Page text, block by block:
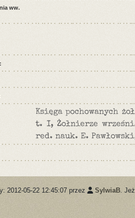
ww.
Księga pochowanych
t. I, Żołnierze
red. nauk. E.
2012-05-22 12:45:07 przez SylwiaB.